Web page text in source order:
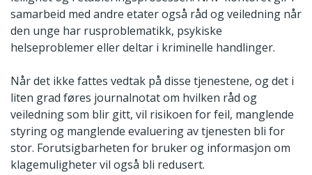
samarbeid med andre etater også råd og veiledning når
den unge har rusproblematikk, psykiske
helseproblemer eller deltar i kriminelle handlinger.
Når det ikke fattes vedtak på disse tjenestene, og det i
liten grad føres journalnotat om hvilken råd og
veiledning som blir gitt, vil risikoen for feil, manglende
styring og manglende evaluering av tjenesten bli for
stor. Forutsigbarheten for bruker og informasjon om
klagemuligheter vil også bli redusert.